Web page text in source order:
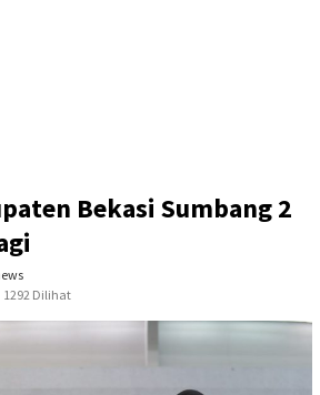
Bekasi Sumbang 2
1292 Dilihat